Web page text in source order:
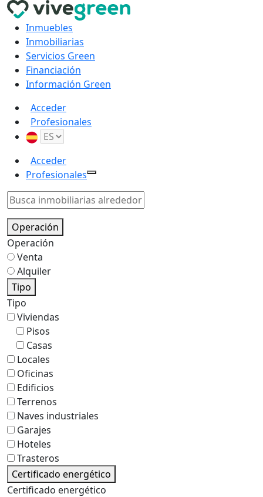
Inmuebles
Inmobiliarias
Servicios Green
Financiación
Información Green
Acceder
Profesionales
Acceder
Profesionales
Operación
Operación
Venta
Alquiler
Tipo
Tipo
Viviendas
Pisos
Casas
Locales
Oficinas
Edificios
Terrenos
Naves industriales
Garajes
Hoteles
Trasteros
Certificado energético
Certificado energético